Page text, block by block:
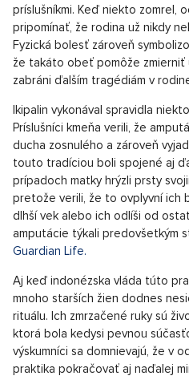
príslušníkmi. Keď niekto zomrel,
pripomínať, že rodina už nikdy
Fyzická bolesť zároveň
že takáto obeť pomôže
zabráni ďalším tragédiám v
Ikipalin vykonával spravidla
Príslušníci kmeňa verili, že
ducha zosnulého a zároveň
touto tradíciou boli spojené aj
prípadoch matky hrýzli prsty
pretože verili, že to ovplyvní ich
dlhší vek alebo ich odlíši od
amputácie týkali predovšetkým
Guardian Life.
Aj keď indonézska vláda túto
mnoho starších žien dodnes
rituálu. Ich zmrzačené ruky sú
ktorá bola kedysi pevnou
výskumníci sa domnievajú, že v
praktika pokračovať aj naďalej